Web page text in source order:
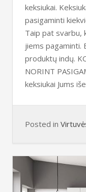
keksiukai.
pasigaminti
Taip pat svarbu,
jiems pagaminti.
produktų indų.
NORINT
keksiukai Jums
Posted in